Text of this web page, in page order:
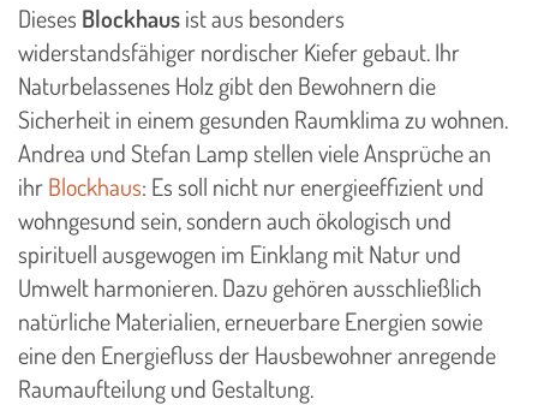
Dieses Blockhausist aus besonders
widerstandsfähiger nordischer Kiefer gebaut. Ihr
Naturbelassenes Holz gibt den Bewohnern die
Sicherheit in einem gesunden Raumklima zu wohnen.
Andrea und Stefan Lamp stellen viele Ansprüche an
ihrBlockhaus: Es soll nicht nur energieeffizient und
wohngesund sein, sondern auch ökologisch und
spirituell ausgewogen im Einklang mit Natur und
Umwelt harmonieren. Dazu gehören ausschließlich
natürliche Materialien, erneuerbare Energien sowie
eine den Energiefluss der Hausbewohner anregende
Raumaufteilung und Gestaltung.